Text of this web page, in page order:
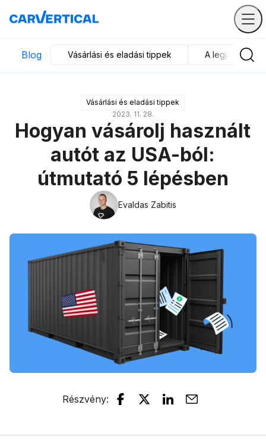
Blog Vásárlási és eladási tippek A legjobb
Vásárlási és eladási tippek
2023. 11. 28.
Hogyan vásárolj használt
autót az USA-ból:
útmutató 5 lépésben
Evaldas Zabitis
Részvény: